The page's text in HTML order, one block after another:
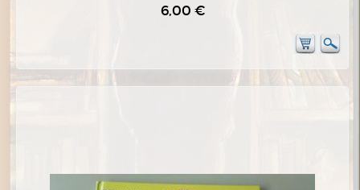
6,00 €